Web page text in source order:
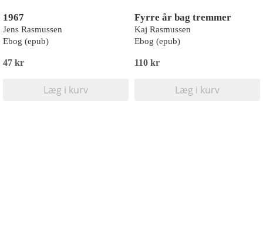
1967
Jens Rasmussen
Ebog (epub)
47 kr
Læg i kurv
Fyrre år bag tremmer
Kaj Rasmussen
Ebog (epub)
110 kr
Læg i kurv